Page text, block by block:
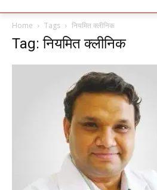
Home Tags नियमित क्लीनिक
Tag: नियमित क्लीनिक